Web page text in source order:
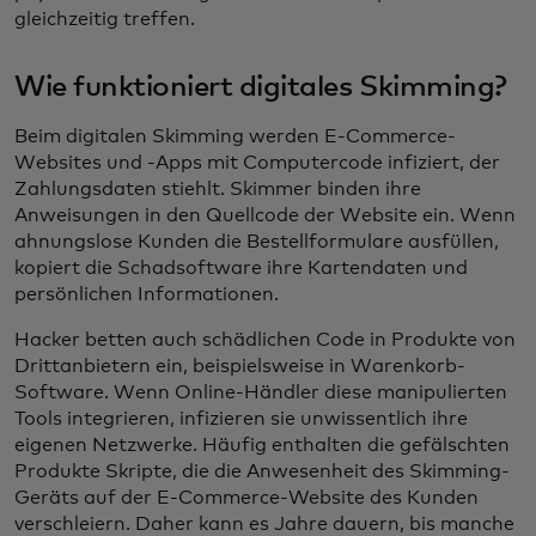
gleichzeitig treffen.
Wie funktioniert digitales Skimming?
Beim digitalen Skimming werden E-Commerce-
Websites und -Apps mit Computercode infiziert, der
Zahlungsdaten stiehlt. Skimmer binden ihre
Anweisungen in den Quellcode der Website ein. Wenn
ahnungslose Kunden die Bestellformulare ausfüllen,
kopiert die Schadsoftware ihre Kartendaten und
persönlichen Informationen.
Hacker betten auch schädlichen Code in Produkte von
Drittanbietern ein, beispielsweise in Warenkorb-
Software. Wenn Online-Händler diese manipulierten
Tools integrieren, infizieren sie unwissentlich ihre
eigenen Netzwerke. Häufig enthalten die gefälschten
Produkte Skripte, die die Anwesenheit des Skimming-
Geräts auf der E-Commerce-Website des Kunden
verschleiern. Daher kann es Jahre dauern, bis manche